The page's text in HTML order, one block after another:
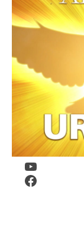
YouTube
Facebook